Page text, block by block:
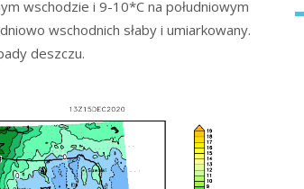
wschodzie i 9-10*C na południowym
wschodnich słaby i umiarkowany.
deszczu.